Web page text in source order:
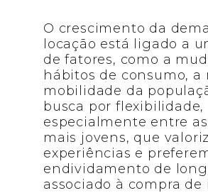
O crescimento da
locação está ligado a
de fatores, como a
hábitos de consumo, a
mobilidade da
busca por flexibilidade,
especialmente entre
mais jovens, que
experiências e
endividamento de
associado à compra de